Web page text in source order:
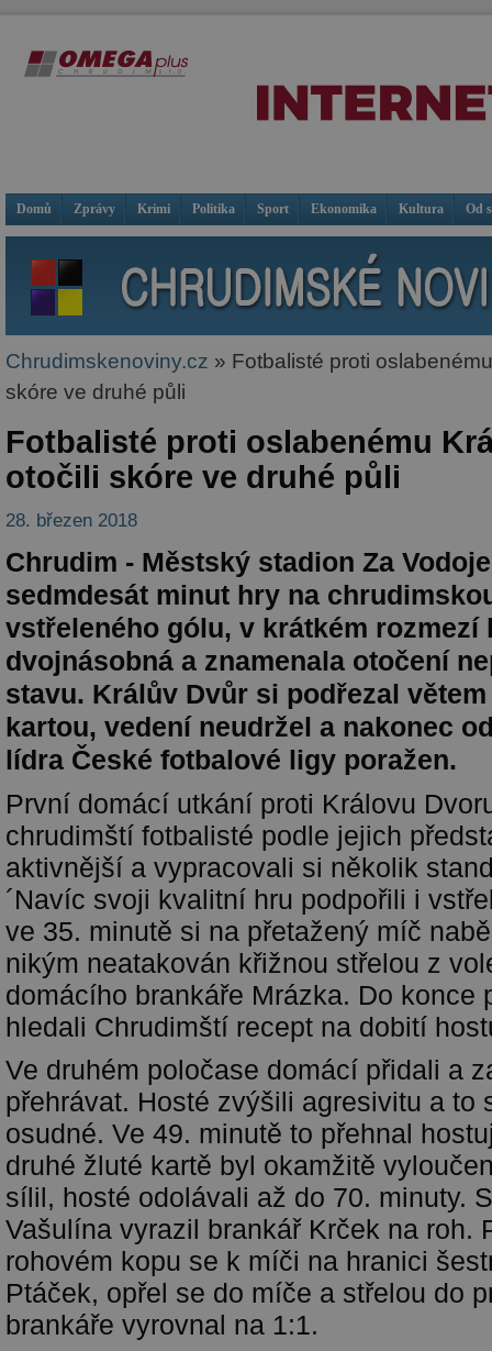
Domů Zprávy Krimi Politika Sport Ekonomika Kultura Od
Chrudimskenoviny.cz » Fotbalisté proti
skóre ve druhé půli
Fotbalisté proti oslabenému
otočili skóre ve druhé půli
28. březen 2018
Chrudim - Městský stadion Za
sedmdesát minut hry na
vstřeleného gólu, v krátkém rozmezí
dvojnásobná a znamenala otočení
stavu. Králův Dvůr si podřezal
kartou, vedení neudržel a nakonec
lídra České fotbalové ligy poražen.
První domácí utkání proti Královu
chrudimští fotbalisté podle jejich
aktivnější a vypracovali si několik
´Navíc svoji kvalitní hru podpořili i
ve 35. minutě si na přetažený míč
nikým neatakován křižnou střelou z
domácího brankáře Mrázka. Do konce
hledali Chrudimští recept na dobití
Ve druhém poločase domácí přidali a
přehrávat. Hosté zvýšili agresivitu a to
osudné. Ve 49. minutě to přehnal
druhé žluté kartě byl okamžitě
sílil, hosté odolávali až do 70. minuty.
Vašulína vyrazil brankář Krček na roh.
rohovém kopu se k míči na hranici
Ptáček, opřel se do míče a střelou do
brankáře vyrovnal na 1:1.